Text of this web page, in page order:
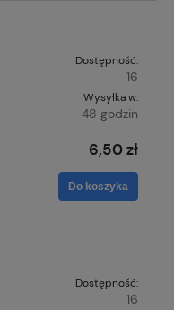
Dostępność:
16
Wysyłka w:
48 godzin
6,50 zł
Do koszyka
Dostępność:
16